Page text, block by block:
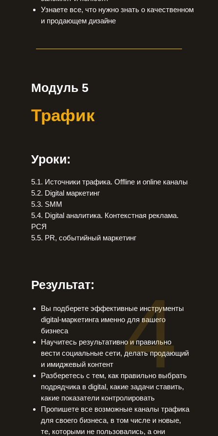
Узнаете все, что нужно знать о качественном
и продающем дизайне
Модуль 5
5.1. Источники трафика. Offline и online каналы
5.2. Digital маркетинг
5.3. SMM
5.4. Digital аналитика. Контекстная реклама.
РСЯ
5.5. PR, событийный маркетинг
Трафик
Уроки:
Вы подберете эффективные инструменты
digital-маркетинга именно для вашего
бизнеса
Научитесь результативно и правильно
вести социальные сети, делать продающий
и имиджевый контент
Разберетесь с тем, как правильно выбрать
подрядчика в digital, какие задачи ставить,
какие показатели контролировать
Пропишете все возможные каналы трафика
для своего бизнеса, в том числе и новые,
те, которыми не пользовались, а они
Результат: 4